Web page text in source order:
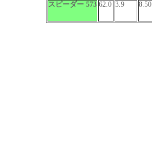
スピーダー 573 62.0 3.9 8.50